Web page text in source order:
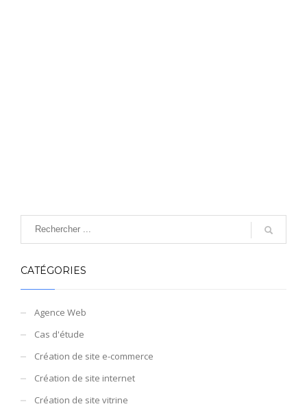
CATÉGORIES
Agence Web
Cas d'étude
Création de site e-commerce
Création de site internet
Création de site vitrine